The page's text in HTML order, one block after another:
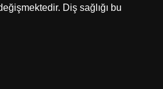
Diş sağlığı bu